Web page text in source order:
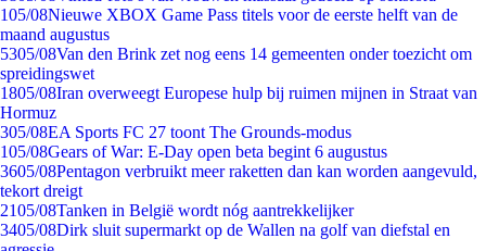
105/08Nieuwe XBOX Game Pass titels voor de eerste helft van de
maand augustus
5305/08Van den Brink zet nog eens 14 gemeenten onder toezicht om
spreidingswet
1805/08Iran overweegt Europese hulp bij ruimen mijnen in Straat van
Hormuz
305/08EA Sports FC 27 toont The Grounds-modus
105/08Gears of War: E-Day open beta begint 6 augustus
3605/08Pentagon verbruikt meer raketten dan kan worden aangevuld,
tekort dreigt
2105/08Tanken in België wordt nóg aantrekkelijker
3405/08Dirk sluit supermarkt op de Wallen na golf van diefstal en